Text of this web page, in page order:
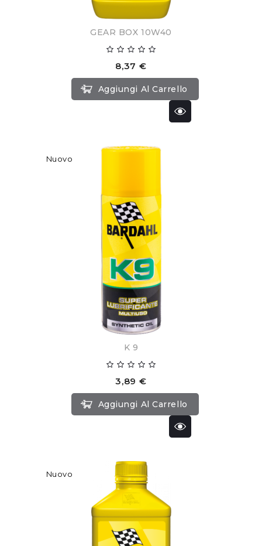
GEAR BOX 10W40
8,37 €
Aggiungi Al Carrello
Nuovo
K 9
3,89 €
Aggiungi Al Carrello
Nuovo